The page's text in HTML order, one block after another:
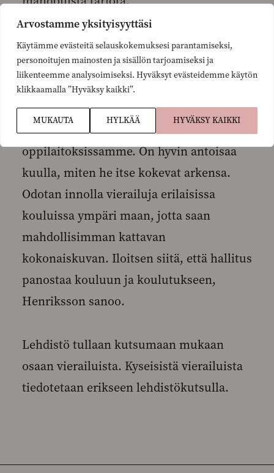
Arvostamme yksityisyyttäsi
Käytämme evästeitä selauskokemuksesi parantamiseksi,
personoitujen mainosten ja sisällön tarjoamiseksi ja
liikenteemme analysoimiseksi. Hyväksyt evästeidemme käytön
klikkaamalla ”Hyväksy kaikki”.
MUKAUTA HYLKÄÄ HYVÄKSY KAIKKI
-Opetusministerinä minusta on
äärimmäisen tärkeää saada keskustella
niin oppilaiden ja opiskelijoiden kuin
opettajien ja muun henkilökunnan
kanssa kouluissamme ja
oppilaitoksissamme. On hyvin antoisaa
kuulla, miten he itse kokevat arkensa.
Odotan innolla vierailuja erilaisissa
kouluissa ympäri maan, jotta saan
mahdollisimman kattavan
kokonaiskuvan. Iloitsen siitä, että hallitus
panostaa kouluun ja koulutukseen,
Henriksson sanoo.
Lehdistö tullaan kutsumaan mukaan
osaan vierailuista. Kyseisistä vierailuista
tiedotetaan erikseen lehdistökutsulla.